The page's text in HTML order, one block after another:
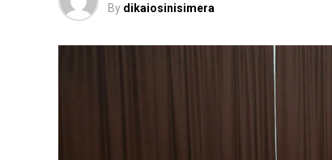
By dikaiosinisimera